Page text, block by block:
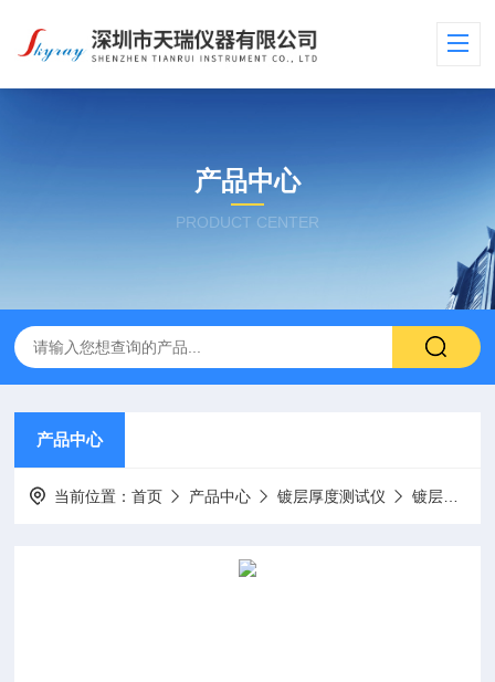
产品中心
PRODUCT CENTER
产品中心
当前位置：首页 产品中心 镀层厚度测试仪 镀层测厚仪